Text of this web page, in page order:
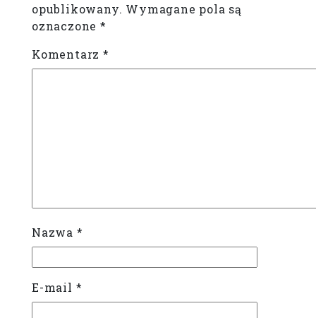
opublikowany. Wymagane pola są
oznaczone*
Komentarz*
Nazwa *
E-mail *